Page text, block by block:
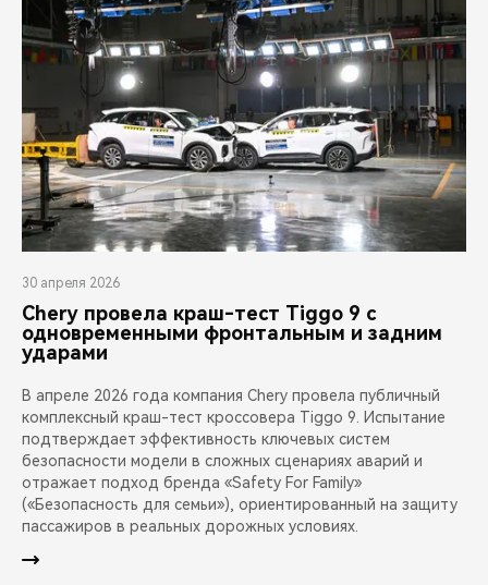
30 апреля 2026
Chery провела краш-тест Tiggo 9 с
одновременными фронтальным и задним
ударами
В апреле 2026 года компания Chery провела публичный
комплексный краш-тест кроссовера Tiggo 9. Испытание
подтверждает эффективность ключевых систем
безопасности модели в сложных сценариях аварий и
отражает подход бренда «Safety For Family»
(«Безопасность для семьи»), ориентированный на защиту
пассажиров в реальных дорожных условиях.